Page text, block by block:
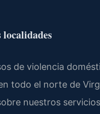
localidades
de violencia
todo el norte de
nuestros